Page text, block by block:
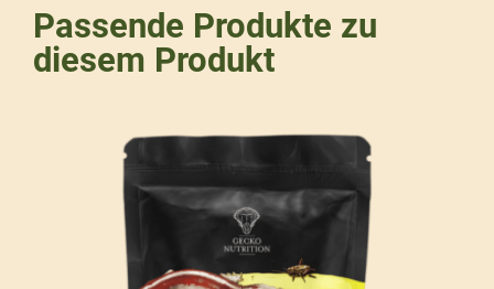
Passende Produkte zu
diesem Produkt